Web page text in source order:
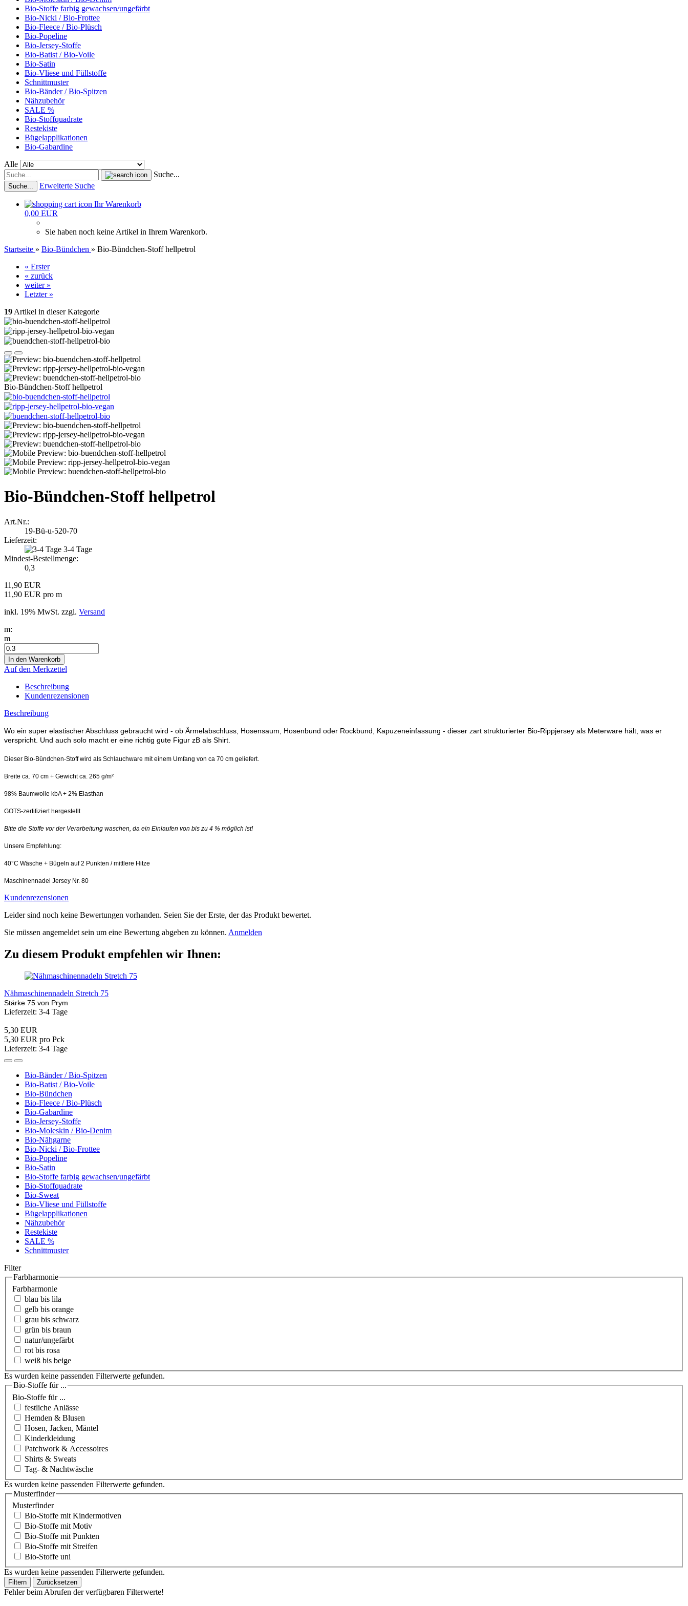
Bio-Stoffe farbig gewachsen/ungefärbt
Bio-Nicki / Bio-Frottee
Bio-Fleece / Bio-Plüsch
Bio-Popeline
Bio-Jersey-Stoffe
Bio-Batist / Bio-Voile
Bio-Satin
Bio-Vliese und Füllstoffe
Schnittmuster
Bio-Bänder / Bio-Spitzen
Nähzubehör
SALE %
Bio-Stoffquadrate
Restekiste
Bügelapplikationen
Bio-Gabardine
Alle
Suche...
Suche... Erweiterte Suche
Ihr Warenkorb
0,00 EUR
Sie haben noch keine Artikel in Ihrem Warenkorb.
Startseite » Bio-Bündchen » Bio-Bündchen-Stoff hellpetrol
« Erster
« zurück
weiter »
Letzter »
19 Artikel in dieser Kategorie
Bio-Bündchen-Stoff hellpetrol
Bio-Bündchen-Stoff hellpetrol
Art.Nr.:
19-Bü-u-520-70
Lieferzeit:
3-4 Tage
Mindest-Bestellmenge:
0,3
11,90 EUR
11,90 EUR pro m
inkl. 19% MwSt. zzgl. Versand
m:
m
Auf den Merkzettel
Beschreibung
Kundenrezensionen
Beschreibung
Wo ein super elastischer Abschluss gebraucht wird - ob Ärmelabschluss, Hosensaum, Hosenbund oder Rockbund, Kapuzeneinfassung - dieser zart strukturierter Bio-Rippjersey als Meterware hält, was er
verspricht. Und auch solo macht er eine richtig gute Figur zB als Shirt.
Dieser Bio-Bündchen-Stoff wird als Schlauchware mit einem Umfang von ca 70 cm geliefert.
Breite ca. 70 cm + Gewicht ca. 265 g/m²
98% Baumwolle kbA + 2% Elasthan
GOTS-zertifiziert hergestellt
Bitte die Stoffe vor der Verarbeitung waschen, da ein Einlaufen von bis zu 4 % möglich ist!
Unsere Empfehlung:
40°C Wäsche + Bügeln auf 2 Punkten / mittlere Hitze
Maschinennadel Jersey Nr. 80
Kundenrezensionen
Leider sind noch keine Bewertungen vorhanden. Seien Sie der Erste, der das Produkt bewertet.
Sie müssen angemeldet sein um eine Bewertung abgeben zu können. Anmelden
Zu diesem Produkt empfehlen wir Ihnen:
Nähmaschinennadeln Stretch 75
Stärke 75 von Prym
Lieferzeit: 3-4 Tage
5,30 EUR
5,30 EUR pro Pck
Lieferzeit: 3-4 Tage
Bio-Bänder / Bio-Spitzen
Bio-Batist / Bio-Voile
Bio-Bündchen
Bio-Fleece / Bio-Plüsch
Bio-Gabardine
Bio-Jersey-Stoffe
Bio-Moleskin / Bio-Denim
Bio-Nähgarne
Bio-Nicki / Bio-Frottee
Bio-Popeline
Bio-Satin
Bio-Stoffe farbig gewachsen/ungefärbt
Bio-Stoffquadrate
Bio-Sweat
Bio-Vliese und Füllstoffe
Bügelapplikationen
Nähzubehör
Restekiste
SALE %
Schnittmuster
Filter
Farbharmonie
Farbharmonie
blau bis lila
gelb bis orange
grau bis schwarz
grün bis braun
natur/ungefärbt
rot bis rosa
weiß bis beige
Es wurden keine passenden Filterwerte gefunden.
Bio-Stoffe für ...
Bio-Stoffe für ...
festliche Anlässe
Hemden & Blusen
Hosen, Jacken, Mäntel
Kinderkleidung
Patchwork & Accessoires
Shirts & Sweats
Tag- & Nachtwäsche
Es wurden keine passenden Filterwerte gefunden.
Musterfinder
Musterfinder
Bio-Stoffe mit Kindermotiven
Bio-Stoffe mit Motiv
Bio-Stoffe mit Punkten
Bio-Stoffe mit Streifen
Bio-Stoffe uni
Es wurden keine passenden Filterwerte gefunden.
Filtern Zurücksetzen
Fehler beim Abrufen der verfügbaren Filterwerte!